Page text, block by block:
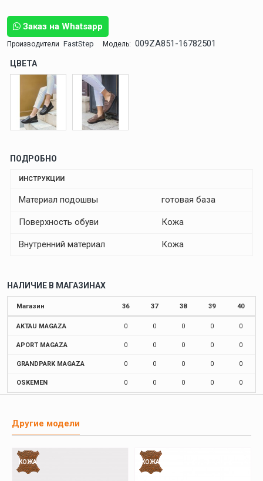
Заказ на Whatsapp
Производители FastStep Модель: 009ZA851-16782501
ЦВЕТА
ПОДРОБНО
ИНСТРУКЦИИ
Материал подошвы готовая база
Поверхность обуви Кожа
Внутренний материал Кожа
НАЛИЧИЕ В МАГАЗИНАХ
Магазин 36 37 38 39 40
AKTAU MAGAZA 0 0 0 0 0
APORT MAGAZA 0 0 0 0 0
GRANDPARK MAGAZA 0 0 0 0 0
OSKEMEN 0 0 0 0 0
Другие модели
КОЖА КОЖА